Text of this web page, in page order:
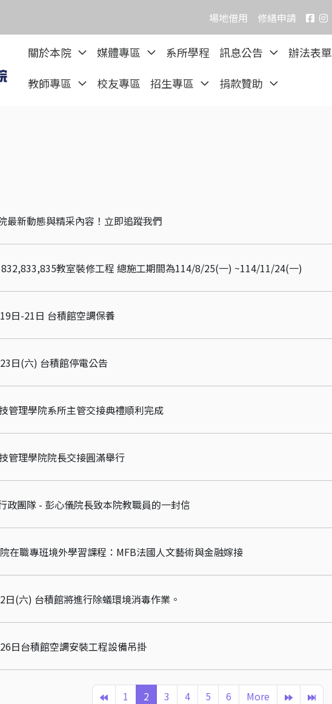
場地借用 修繕申請
關於本院 媒體專區 系所學程 訊息公告 辦法表單
教師專區
校友專區 招生專區 捐款贊助
最新動態與精采內容！立即追蹤我們
教室裝修工程 總施工期間為114/8/25(一) ~114/11/24(一)
日-21日 台積館空調保養
日(六) 台積館停電公告
管理學院系所主管交接典禮順利完成
管理學院院長交接圓滿舉行
政團隊 - 彭心儀院長致本院教職員的一封信
在職專班境外學習課程：MFB法國人文藝術與金融嫁接
日(六) 台積館將進行除蟻環境消毒作業。
日台積館空調安裝工程設備吊掛
1 2 3 4 5 6 More